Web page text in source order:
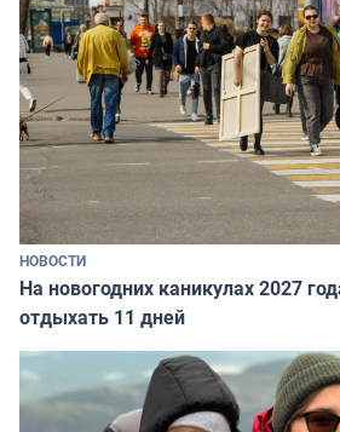
НОВОСТИ
На новогодних каникулах 2027
отдыхать 11 дней